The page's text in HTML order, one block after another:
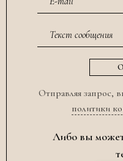
Отправляя запрос,
политики
Либо вы